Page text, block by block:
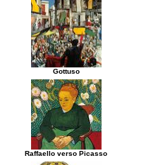
Gottuso
Raffaello verso Picasso